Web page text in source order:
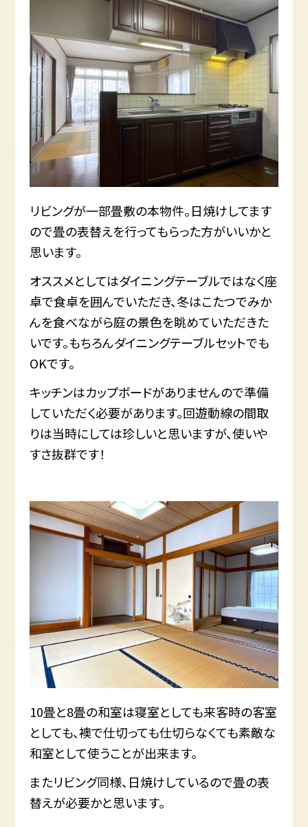
リビングが一部畳敷の本物件。日焼けしてます
ので畳の表替えを行ってもらった方がいいかと
思います。
オススメとしてはダイニングテーブルではなく座
卓で食卓を囲んでいただき、冬はこたつでみか
んを食べながら庭の景色を眺めていただきた
いです。もちろんダイニングテーブルセットでも
OKです。
キッチンはカップボードがありませんので準備
していただく必要があります。回遊動線の間取
りは当時にしては珍しいと思いますが、使いや
すさ抜群です！
10畳と8畳の和室は寝室としても来客時の客室
としても、襖で仕切っても仕切らなくても素敵な
和室として使うことが出来ます。
またリビング同様、日焼けしているので畳の表
替えが必要かと思います。